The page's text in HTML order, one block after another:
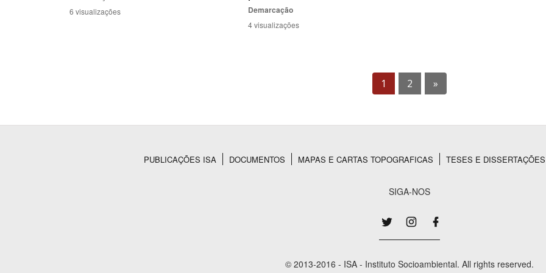
6 visualizações Demarcação
4 visualizações
1 2 »
PUBLICAÇÕES ISA DOCUMENTOS MAPAS E CARTAS TOPOGRAFICAS TESES E DISSERTAÇÕES
SIGA-NOS
© 2013-2016 - ISA - Instituto Socioambiental. All rights reserved.